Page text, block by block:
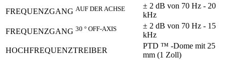
FREQUENZGANG AUF DER ACHSE
± 2 dB von 70 Hz - 20
kHz
FREQUENZGANG 30 ° OFF-AXIS
± 2 dB von 70 Hz - 15
kHz
HOCHFREQUENZTREIBER
PTD ™ -Dome mit 25
mm (1 Zoll)